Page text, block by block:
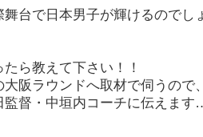
舞台で日本男子が輝けるのでし
ら教えて下さい！！
大阪ラウンドへ取材で伺うので
監督・中垣内コーチに伝えま